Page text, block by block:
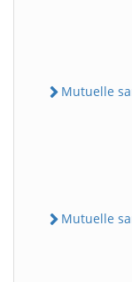
Mutuelle
Mutuelle